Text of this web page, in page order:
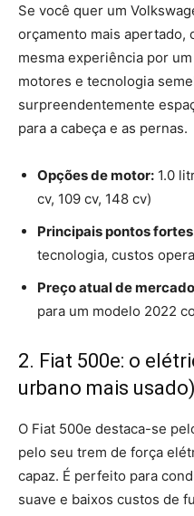
Se você quer um
orçamento mais apertado,
mesma experiência por
motores e tecnologia
surpreendentemente
para a cabeça e as pernas.
Opções de motor: 1.0
cv, 109 cv, 148 cv)
Principais pontos
tecnologia, custos
Preço atual de
para um modelo 2022
2. Fiat 500e: o
urbano mais usado)
O Fiat 500e destaca-se
pelo seu trem de força
capaz. É perfeito para
suave e baixos custos de